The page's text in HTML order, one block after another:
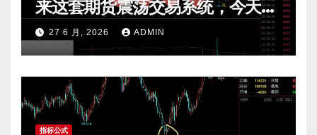
来这套期货震荡交易系统，今天免
费公开核心逻辑
27 6 月, 2026 ADMIN
指标公式